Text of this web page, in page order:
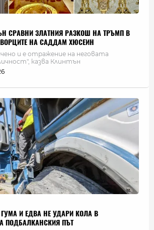
СРАВНИ ЗЛАТНИЯ РАЗКОШ НА ТРЪМП В
НА САДДАМ ХЮСЕИН
и е отражение на неговата
казва Клинтън
И ЕДВА НЕ УДАРИ КОЛА В
ПОДБАЛКАНСКИЯ ПЪТ